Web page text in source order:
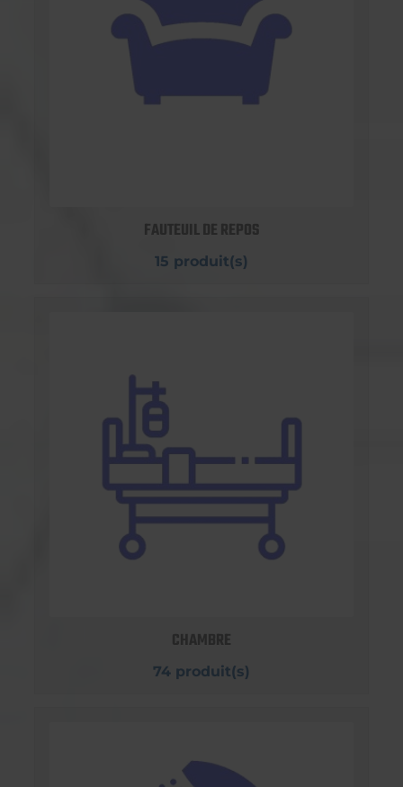
FAUTEUIL DE REPOS
15 produit(s)
CHAMBRE
74 produit(s)